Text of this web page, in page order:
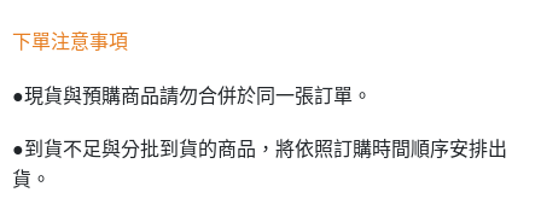
下單注意事項
●現貨與預購商品請勿合併於同一張訂單。
●到貨不足與分批到貨的商品，將依照訂購時間順序安排出
貨。